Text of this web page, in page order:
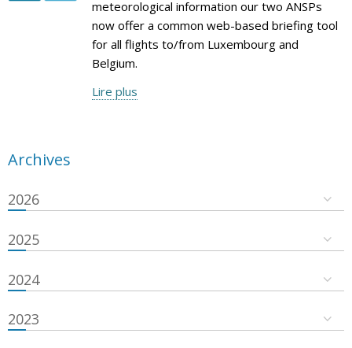
meteorological information our two ANSPs
now offer a common web-based briefing tool
for all flights to/from Luxembourg and
Belgium.
Lire plus
Archives
2026
2025
2024
2023